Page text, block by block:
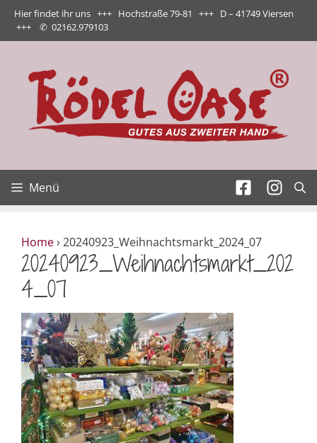
Zum
Inhalt
springen
Hier findet ihr uns +++ Hochstraße 79-81 +++ D – 41749 Viersen
+++ ✆ 02162.979103
Menü
Home› 20240923_Weihnachtsmarkt_2024_07
20240923_Weihnachtsmarkt_202
4_07